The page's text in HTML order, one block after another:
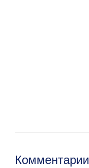
Комментарии